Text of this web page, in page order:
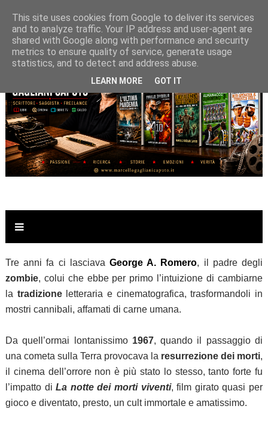
Tre anni fa ci lasciava George A. Romero, il padre degli
zombie, colui che ebbe per primo l’intuizione di cambiarne
la tradizioneletteraria e cinematografica, trasformandoli in
mostri cannibali, affamati di carne umana.
Da quell’ormai lontanissimo 1967, quando il passaggio di
una cometa sulla Terra provocava la resurrezione dei morti,
il cinema dell’orrore non è più stato lo stesso, tanto forte fu
l’impatto diLa notte dei morti viventi, film girato quasi per
gioco e diventato, presto, un cult immortale e amatissimo.
This site uses cookies from Google to deliver its services
and to analyze traffic. Your IP address and user-agent are
shared with Google along with performance and security
metrics to ensure quality of service, generate usage
statistics, and to detect and address abuse.
LEARN MORE GOT IT